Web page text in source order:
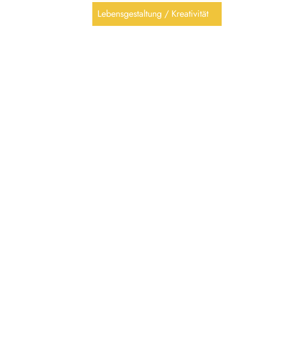
Lebensgestaltung / Kreativität